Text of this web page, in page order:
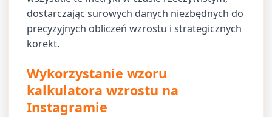
dostarczając surowych danych niezbędnych do
precyzyjnych obliczeń wzrostu i strategicznych
korekt.
Wykorzystanie wzoru
kalkulatora wzrostu na
Instagramie